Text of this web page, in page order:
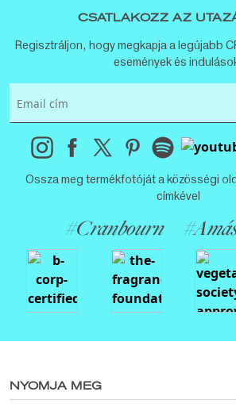
Ossza meg termékfotóját a közösségi
címkével
#Cranbourn
CSATLAKOZZ AZ
Regisztráljon, hogy megkapja a legújabb
események és
NYOMJA MEG